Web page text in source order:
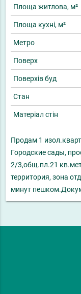
Площа житлова, м²
Площа кухні, м²
Метро
Поверх
Поверхів буд
Стан
Матеріал стін
Продам 1
Городские сады,
2/3,общ.пл.21
территория, зона
минут